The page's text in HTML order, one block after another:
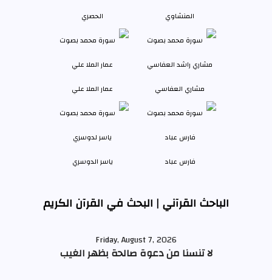
المنشاوي الحصري
مشاري العفاسي عمار الملا علي
فارس عباد ياسر الدوسري
الباحث القرآني | البحث في القرآن الكريم
Friday, August 7, 2026
لا تنسنا من دعوة صالحة بظهر الغيب